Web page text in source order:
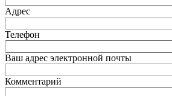
Адрес
Телефон
Ваш адрес электронной почты
Комментарий